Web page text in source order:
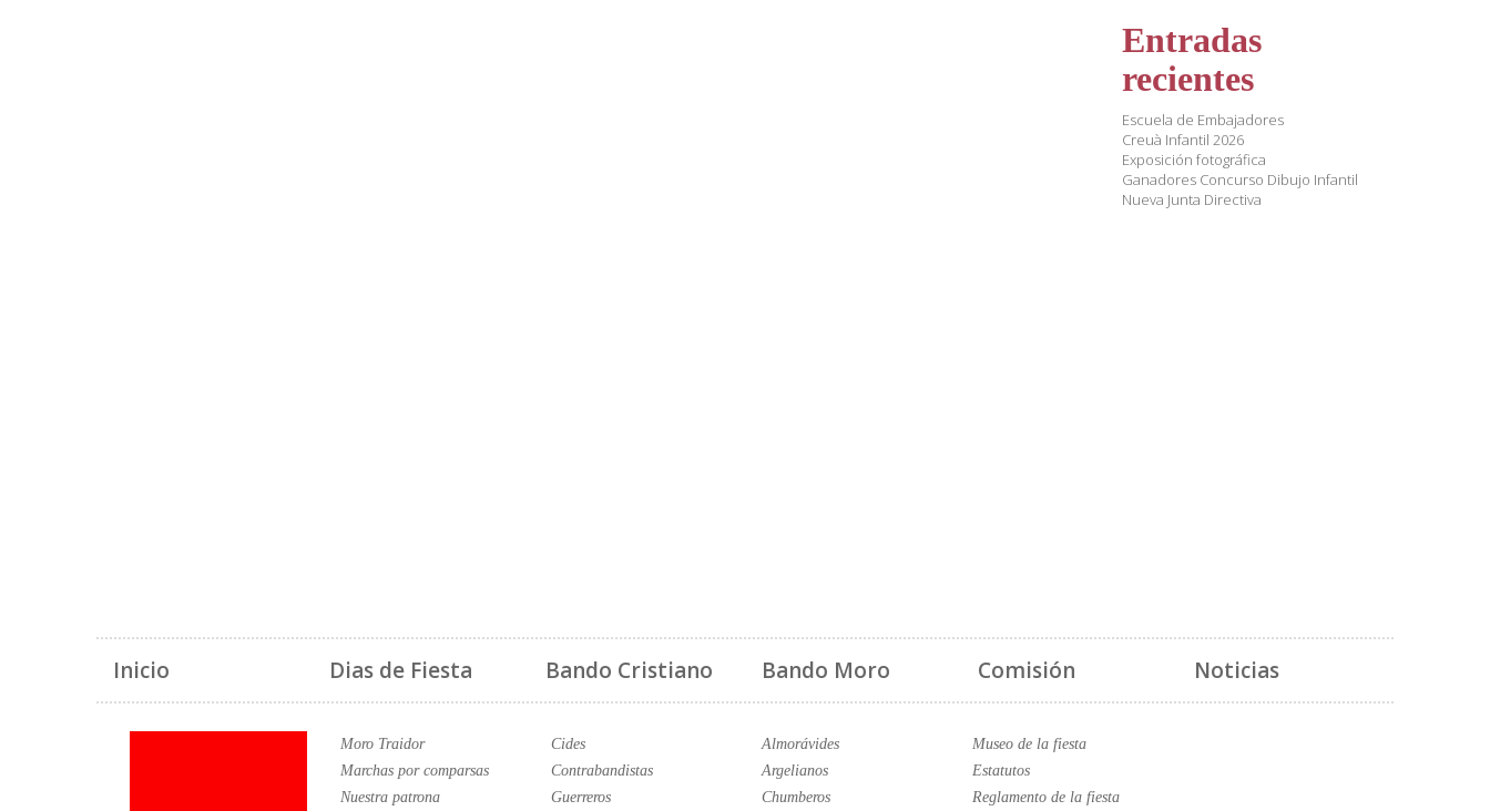
Entradas
recientes
Escuela de Embajadores
Creuà Infantil 2026
Exposición fotográfica
Ganadores Concurso Dibujo Infantil
Nueva Junta Directiva
Inicio Dias de Fiesta Bando Cristiano Bando Moro Comisión Noticias
Moro Traidor
Marchas por comparsas
Nuestra patrona
Cides
Contrabandistas
Guerreros
Almorávides
Argelianos
Chumberos
Museo de la fiesta
Estatutos
Reglamento de la fiesta